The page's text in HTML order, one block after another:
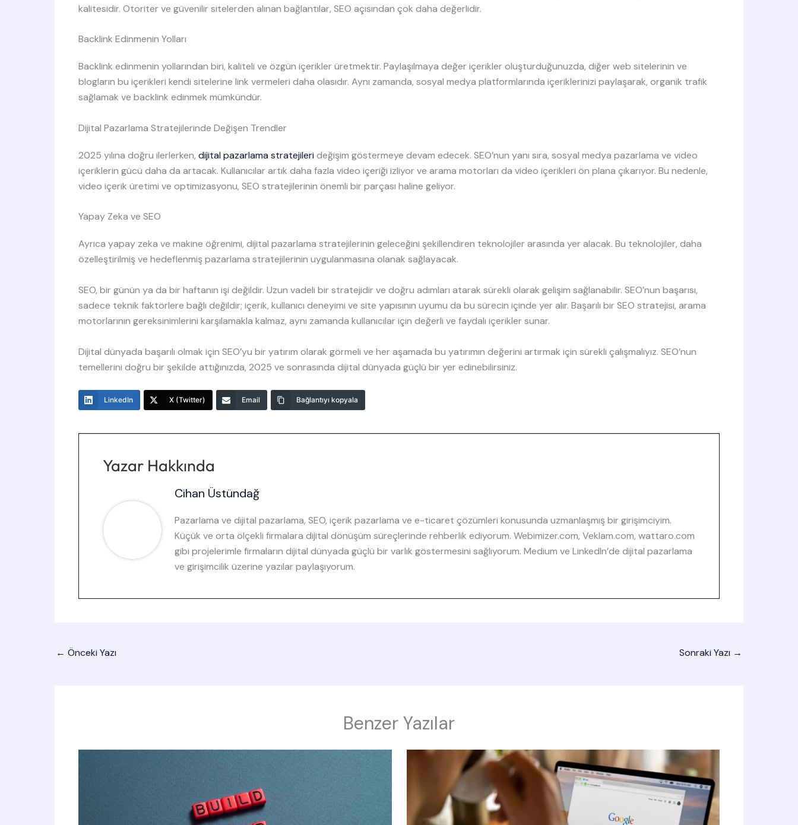
kalitesidir. Otoriter ve güvenilir sitelerden alınan bağlantılar, SEO açısından çok daha değerlidir.
Backlink Edinmenin Yolları
Backlink edinmenin yollarından biri, kaliteli ve özgün içerikler üretmektir. Paylaşılmaya değer içerikler oluşturduğunuzda, diğer web sitelerinin ve
blogların bu içerikleri kendi sitelerine link vermeleri daha olasıdır. Aynı zamanda, sosyal medya platformlarında içeriklerinizi paylaşarak, organik trafik
sağlamak ve backlink edinmek mümkündür.
Dijital Pazarlama Stratejilerinde Değişen Trendler
2025 yılına doğru ilerlerken, dijital pazarlama stratejileri değişim göstermeye devam edecek. SEO’nun yanı sıra, sosyal medya pazarlama ve video
içeriklerin gücü daha da artacak. Kullanıcılar artık daha fazla video içeriği izliyor ve arama motorları da video içerikleri ön plana çıkarıyor. Bu nedenle,
video içerik üretimi ve optimizasyonu, SEO stratejilerinin önemli bir parçası haline geliyor.
Yapay Zeka ve SEO
Ayrıca yapay zeka ve makine öğrenimi, dijital pazarlama stratejilerinin geleceğini şekillendiren teknolojiler arasında yer alacak. Bu teknolojiler, daha
özelleştirilmiş ve hedeflenmiş pazarlama stratejilerinin uygulanmasına olanak sağlayacak.
SEO, bir günün ya da bir haftanın işi değildir. Uzun vadeli bir stratejidir ve doğru adımları atarak sürekli olarak gelişim sağlanabilir. SEO’nun başarısı,
sadece teknik faktörlere bağlı değildir; içerik, kullanıcı deneyimi ve site yapısının uyumu da bu sürecin içinde yer alır. Başarılı bir SEO stratejisi, arama
motorlarının gereksinimlerini karşılamakla kalmaz, aynı zamanda kullanıcılar için değerli ve faydalı içerikler sunar.
Dijital dünyada başarılı olmak için SEO’yu bir yatırım olarak görmeli ve her aşamada bu yatırımın değerini artırmak için sürekli çalışmalıyız. SEO’nun
temellerini doğru bir şekilde attığınızda, 2025 ve sonrasında dijital dünyada güçlü bir yer edinebilirsiniz.
LinkedIn X (Twitter) Email Bağlantıyı kopyala
Cihan Üstündağ
Pazarlama ve dijital pazarlama, SEO, içerik pazarlama ve e-ticaret çözümleri konusunda uzmanlaşmış bir girişimciyim.
Küçük ve orta ölçekli firmalara dijital dönüşüm süreçlerinde rehberlik ediyorum. Webimizer.com, Veklam.com, wattaro.com
gibi projelerimle firmaların dijital dünyada güçlü bir varlık göstermesini sağlıyorum. Medium ve LinkedIn’de dijital pazarlama
ve girişimcilik üzerine yazılar paylaşıyorum.
← Önceki Yazı Sonraki Yazı →
Benzer Yazılar